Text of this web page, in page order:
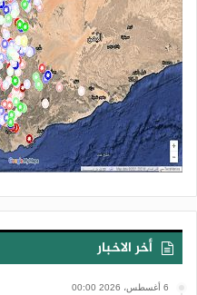
أخر الاخبار
6 أغسطس، 2026 00:00